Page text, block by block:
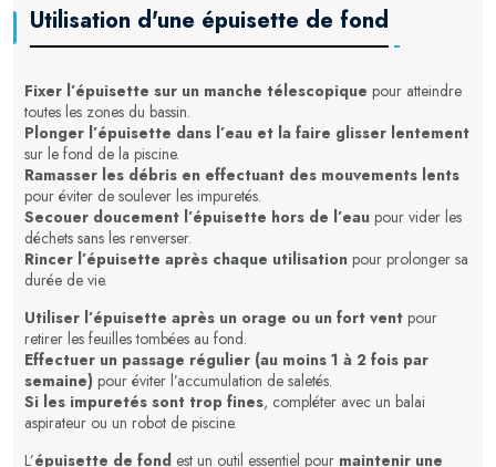
Utilisation d'une épuisette de fond
Fixer l’épuisette sur un manche télescopique pour atteindre
toutes les zones du bassin.
Plonger l’épuisette dans l’eau et la faire glisser lentement
sur le fond de la piscine.
Ramasser les débris en effectuant des mouvements lents
pour éviter de soulever les impuretés.
Secouer doucement l’épuisette hors de l’eau pour vider les
déchets sans les renverser.
Rincer l’épuisette après chaque utilisation pour prolonger sa
durée de vie.
Utiliser l’épuisette après un orage ou un fort vent pour
retirer les feuilles tombées au fond.
Effectuer un passage régulier (au moins 1 à 2 fois par
semaine) pour éviter l’accumulation de saletés.
Si les impuretés sont trop fines, compléter avec un balai
aspirateur ou un robot de piscine.
L’épuisette de fond est un outil essentiel pour maintenir une